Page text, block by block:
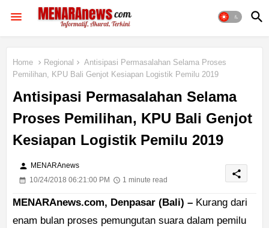
Home Regional
Antisipasi Permasalahan Selama Proses
Pemilihan, KPU Bali Genjot Kesiapan Logistik Pemilu 2019
Antisipasi Permasalahan Selama
Proses Pemilihan, KPU Bali Genjot
Kesiapan Logistik Pemilu 2019
person MENARAnews
10/24/2018 06:21:00 PM
1 minute read
share
MENARAnews.com, Denpasar (Bali) – Kurang dari
enam bulan proses pemungutan suara dalam pemilu